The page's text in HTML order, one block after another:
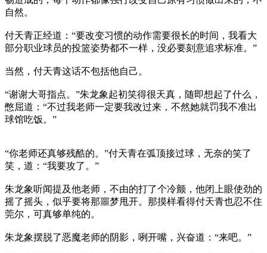
自然。
付天青正经道：“要改变习惯的动作需要很长的时间，我看大
部分职业球员的投篮姿势都不一样，没必要刻意追求标准。”
当然，付天青这话不包括他自己。
“谢谢大哥指点。”朱龙象起初笑得很天真，随即想起了什么，
憋屈道：“不过我老师一定要我改过来，不然她就罚我不准出
球馆吃饭。”
“你老师还真够残酷的。”付天青在弧顶接过球，无奈的笑了
笑，道：“我要攻了。”
朱龙象听闻提及他老师，不由的打了个冷颤，他闭上眼使劲的
摇了摇头，似乎要将那噩梦甩开。那摸样看得付天青也忍不住
莞尔，可真够单纯的。
朱龙象摆脱了恶魔老师的阴影，咧开嘴，兴奋道：“来吧。”